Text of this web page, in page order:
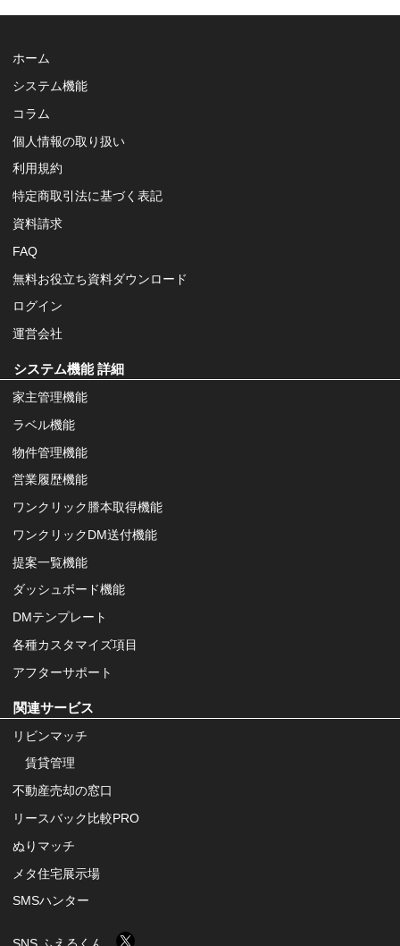
ホーム
システム機能
コラム
個人情報の取り扱い
利用規約
特定商取引法に基づく表記
資料請求
FAQ
無料お役立ち資料ダウンロード
ログイン
運営会社
システム機能 詳細
家主管理機能
ラベル機能
物件管理機能
営業履歴機能
ワンクリック謄本取得機能
ワンクリックDM送付機能
提案一覧機能
ダッシュボード機能
DMテンプレート
各種カスタマイズ項目
アフターサポート
関連サービス
リビンマッチ
賃貸管理
不動産売却の窓口
リースバック比較PRO
ぬりマッチ
メタ住宅展示場
SMSハンター